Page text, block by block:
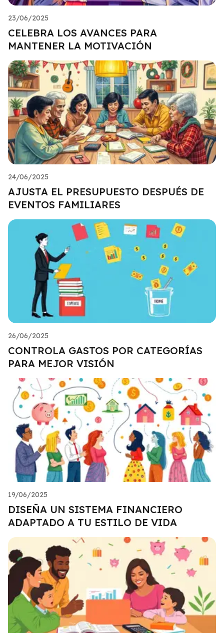
23/06/2025
CELEBRA LOS AVANCES PARA
MANTENER LA MOTIVACIÓN
24/06/2025
AJUSTA EL PRESUPUESTO DESPUÉS DE
EVENTOS FAMILIARES
26/06/2025
CONTROLA GASTOS POR CATEGORÍAS
PARA MEJOR VISIÓN
19/06/2025
DISEÑA UN SISTEMA FINANCIERO
ADAPTADO A TU ESTILO DE VIDA